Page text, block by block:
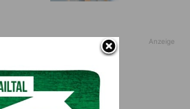
Anzeige